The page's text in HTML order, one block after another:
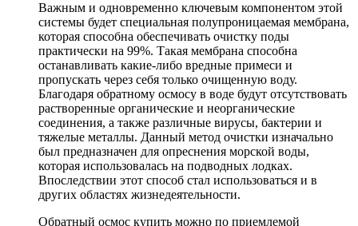
Важным и одновременно ключевым компонентом этой
системы будет специальная полупроницаемая мембрана,
которая способна обеспечивать очистку поды
практически на 99%. Такая мембрана способна
останавливать какие-либо вредные примеси и
пропускать через себя только очищенную воду.
Благодаря обратному осмосу в воде будут отсутствовать
растворенные органические и неорганические
соединения, а также различные вирусы, бактерии и
тяжелые металлы. Данный метод очистки изначально
был предназначен для опреснения морской воды,
которая использовалась на подводных лодках.
Впоследствии этот способ стал использоваться и в
других областях жизнедеятельности.
Обратный осмос купить можно по приемлемой